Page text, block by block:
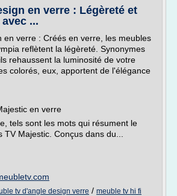
en verre : Légèreté et
...
en verre : Créés en verre, les meubles
reflètent la légèreté. Synonymes
rehaussent la luminosité de votre
colorés, eux, apportent de l'élégance
en verre
tels sont les mots qui résument le
TV Majestic. Conçus dans du...
tv d'angle design verre / meuble tv hi fi